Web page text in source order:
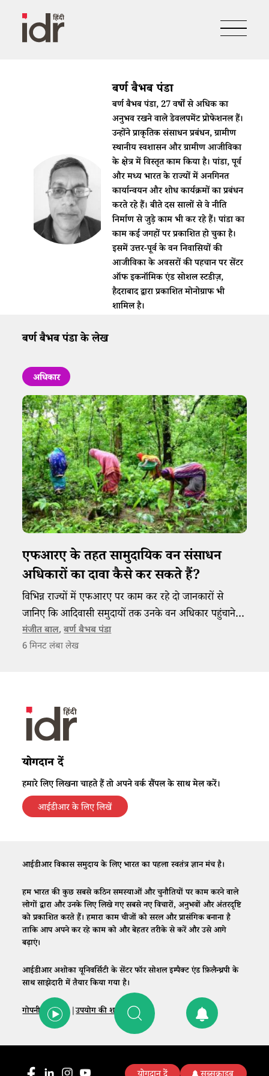
बर्ण बैभब पंडा
बर्ण बैभब पंडा, 27 वर्षों से अधिक का
अनुभव रखने वाले डेवलपमेंट प्रोफेशनल हैं।
उन्होंने प्राकृतिक संसाधन प्रबंधन, ग्रामीण
स्थानीय स्वशासन और ग्रामीण आजीविका
के क्षेत्र में विस्तृत काम किया है। पांडा, पूर्व
और मध्य भारत के राज्यों में अनगिनत
कार्यान्वयन और शोध कार्यक्रमों का प्रबंधन
करते रहे हैं। बीते दस सालों से वे नीति
निर्माण से जुड़े काम भी कर रहे हैं। पांडा का
काम कई जगहों पर प्रकाशित हो चुका है।
इसमें उत्तर-पूर्व के वन निवासियों की
आजीविका के अवसरों की पहचान पर सेंटर
ऑफ इकनॉमिक एंड सोशल स्टडीज़,
हैदराबाद द्वारा प्रकाशित मोनोग्राफ भी
शामिल है।
बर्ण बैभब पंडा के लेख
अधिकार
एफआरए के तहत सामुदायिक वन संसाधन
अधिकारों का दावा कैसे कर सकते हैं?
विभिन्न राज्यों में एफआरए पर काम कर रहे दो जानकारों से
जानिए कि आदिवासी समुदायों तक उनके वन अधिकार पहुंचाने
की प्रक्रिया और चुनौतियां क्या हैं।
मंजीत बाल,बर्ण बैभब पंडा
6 मिनट लंबा लेख
योगदान दें
हमारे लिए लिखना चाहते हैं तो अपने वर्क सैंपल के साथ मेल करें।
आईडीआर के लिए लिखें
आईडीआर विकास समुदाय के लिए भारत का पहला स्वतंत्र ज्ञान मंच है।
हम भारत की कुछ सबसे कठिन समस्याओं और चुनौतियों पर काम करने वाले
लोगों द्वारा और उनके लिए लिखे गए सबसे नए विचारों, अनुभवों और अंतरदृष्टि
को प्रकाशित करते हैं। हमारा काम चीजों को सरल और प्रासंगिक बनाना है
ताकि आप अपने कर रहे काम को और बेहतर तरीके से करें और उसे आगे
बढ़ाएं।
आईडीआर अशोका यूनिवर्सिटी के सेंटर फॉर सोशल इम्पैक्ट एंड फ़िलैन्थ्रपी के
साथ साझेदारी में तैयार किया गया है।
गोपनीयता नीति |उपयोग की शर्तें |संपर्क